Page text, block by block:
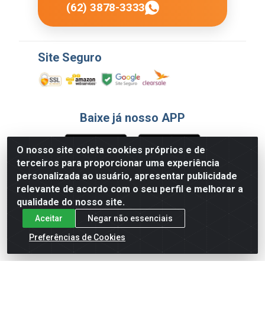
O nosso site coleta cookies próprios e de
terceiros para proporcionar uma experiência
personalizada ao usuário, apresentar publicidade
relevante de acordo com o seu perfil e melhorar a
qualidade do nosso site.
Aceitar
Negar não essenciais
Preferências de Cookies
(62) 3878-3333
Site Seguro
Baixe já nosso APP
Formas de Pagamento